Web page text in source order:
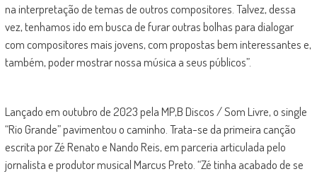
na interpretação de temas de outros compositores. Talvez, dessa
vez, tenhamos ido em busca de furar outras bolhas para dialogar
com compositores mais jovens, com propostas bem interessantes e,
também, poder mostrar nossa música a seus públicos”.
Lançado em outubro de 2023 pela MP,B Discos / Som Livre, o single
“Rio Grande” pavimentou o caminho. Trata-se da primeira canção
escrita por Zé Renato e Nando Reis, em parceria articulada pelo
jornalista e produtor musical Marcus Preto. “Zé tinha acabado de se